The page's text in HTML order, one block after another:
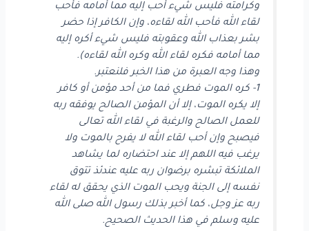
وكرامته فليس شيء أحب إليه مما أمامه فأحب
لقاء الله فأحب الله لقاءه، وإن الكافر إذا حضر
بشر بعذاب الله وعقوبته فليس شيء أكره إليه
مما أمامه فكره لقاء الله وكره الله لقاءه).
وهذا وجه العبرة من هذا الخبر فلنعتبر.
1- كره الموت فطري فما من أحد مؤمن أو كافر
إلا يكره الموت، إلا أن المؤمن الصالح يوفقه ربه
للعمل الصالح والرغبة في لقاء الله تعالى
فيصبح وإن أحب لقاء الله لا يفرح بالموت ولا
يرغب فيه اللهم إلا عند احتضاره لما يشاهد
الملائكة تبشره برضوان ربه عليه عندئذ تتوق
نفسه إلى الجنة ويحب الموت الذي يحقق له لقاء
ربه عز وجل، كما أخبر بذلك رسول الله صلى الله
عليه وسلم في هذا الحديث الصحيح.